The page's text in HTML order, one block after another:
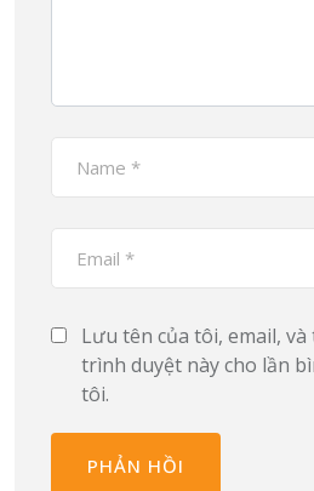
Lưu tên của tôi, email,
trình duyệt này cho lần
tôi.